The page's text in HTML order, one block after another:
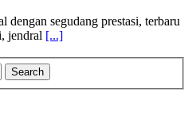
segudang prestasi, terbaru
jendral [...]